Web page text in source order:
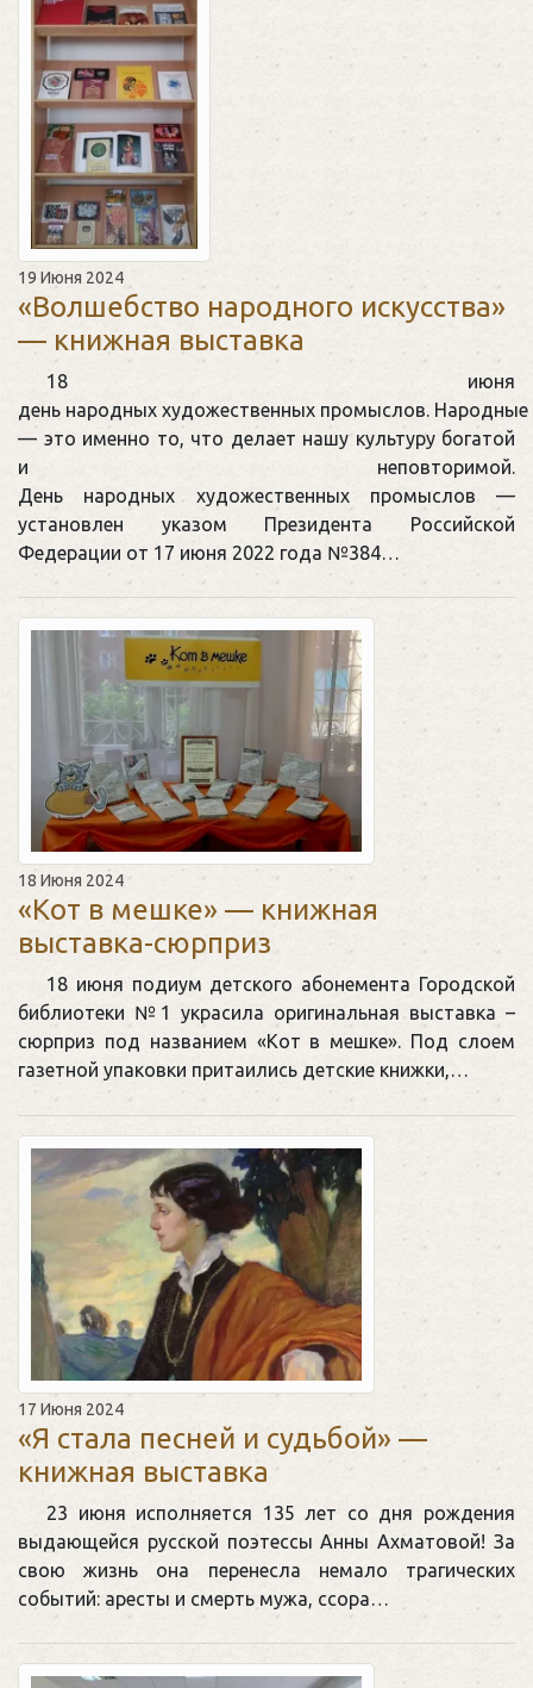
19 Июня 2024
«Волшебство народного искусства»
— книжная выставка
18 июня
день народных художественных промыслов.
— это именно то, что делает нашу культуру богатой
и неповторимой.
День народных художественных промыслов —
установлен указом Президента Российской
Федерации от 17 июня 2022 года №384…
18 Июня 2024
«Кот в мешке» — книжная
выставка-сюрприз
18 июня подиум детского абонемента Городской
библиотеки №1 украсила оригинальная выставка –
сюрприз под названием «Кот в мешке». Под слоем
газетной упаковки притаились детские книжки,…
17 Июня 2024
«Я стала песней и судьбой» —
книжная выставка
23 июня исполняется 135 лет со дня рождения
выдающейся русской поэтессы Анны Ахматовой! За
свою жизнь она перенесла немало трагических
событий: аресты и смерть мужа, ссора…